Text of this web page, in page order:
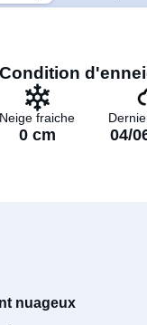
Condition
Neige fraiche
0 cm 04/
nuageux